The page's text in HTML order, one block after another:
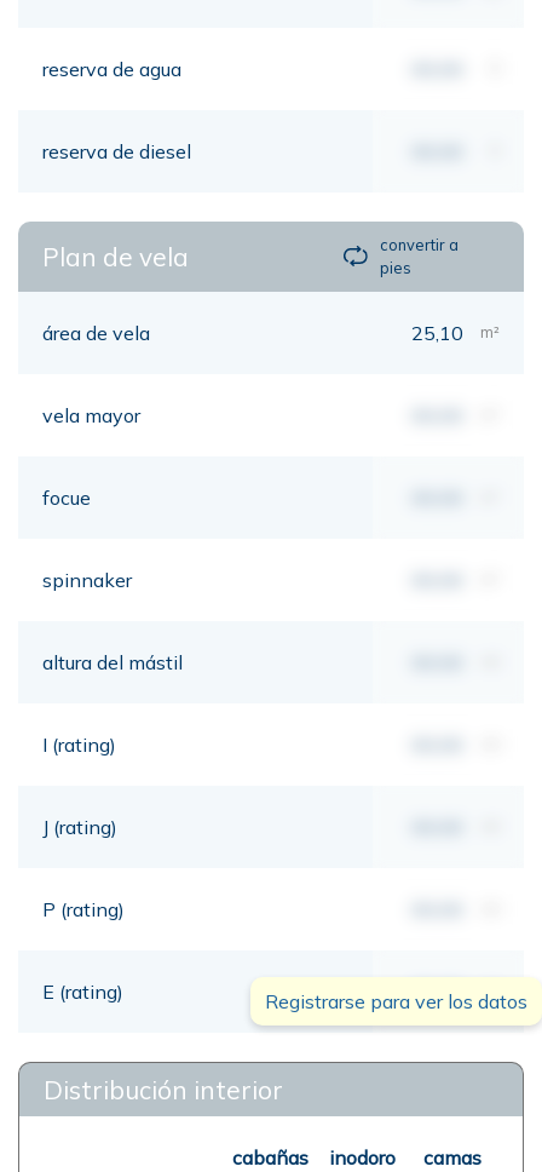
reserva de agua
reserva de diesel
Plan de vela
convertir a
pies
área de vela 25,10 m²
vela mayor
focue
spinnaker
altura del mástil
I (rating)
J (rating)
P (rating)
E (rating) 00,00 mt
Registrarse para ver los datos
Distribución interior
cabañas inodoro camas